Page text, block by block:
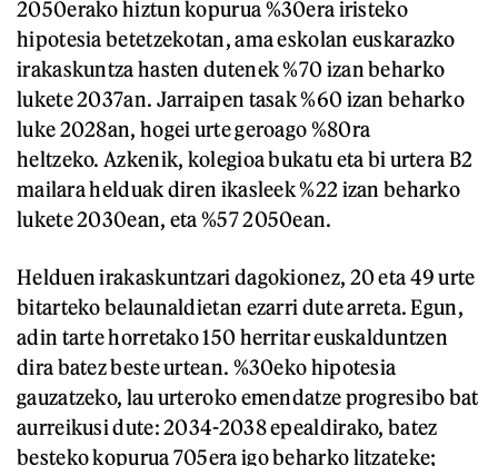
2050erako hiztun kopurua %30era iristeko
hipotesia betetzekotan, ama eskolan euskarazko
irakaskuntza hasten dutenek %70 izan beharko
lukete 2037an. Jarraipen tasak %60 izan beharko
luke 2028an, hogei urte geroago %80ra
heltzeko. Azkenik, kolegioa bukatu eta bi urtera B2
mailara helduak diren ikasleek %22 izan beharko
lukete 2030ean, eta %57 2050ean.
Helduen irakaskuntzari dagokionez, 20 eta 49 urte
bitarteko belaunaldietan ezarri dute arreta. Egun,
adin tarte horretako 150 herritar euskalduntzen
dira batez beste urtean. %30eko hipotesia
gauzatzeko, lau urteroko emendatze progresibo bat
aurreikusi dute: 2034-2038 epealdirako, batez
besteko kopurua 705era igo beharko litzateke;